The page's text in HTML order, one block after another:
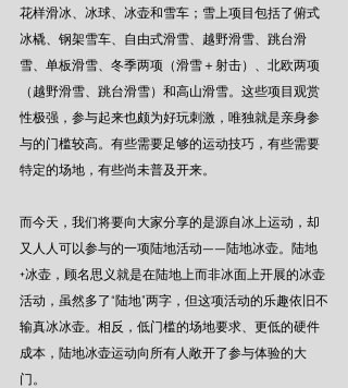
花样滑冰、冰球、冰壶和雪车；雪上项目包括了俯式
冰橇、钢架雪车、自由式滑雪、越野滑雪、跳台滑
雪、单板滑雪、冬季两项（滑雪＋射击）、北欧两项
（越野滑雪、跳台滑雪）和高山滑雪。这些项目观赏
性极强，参与起来也颇为好玩刺激，唯独就是亲身参
与的门槛较高。有些需要足够的运动技巧，有些需要
特定的场地，有些尚未普及开来。
而今天，我们将要向大家分享的是源自冰上运动，却
又人人可以参与的一项陆地活动——陆地冰壶。陆地
+冰壶，顾名思义就是在陆地上而非冰面上开展的冰壶
活动，虽然多了“陆地”两字，但这项活动的乐趣依旧不
输真冰冰壶。相反，低门槛的场地要求、更低的硬件
成本，陆地冰壶运动向所有人敞开了参与体验的大
门。